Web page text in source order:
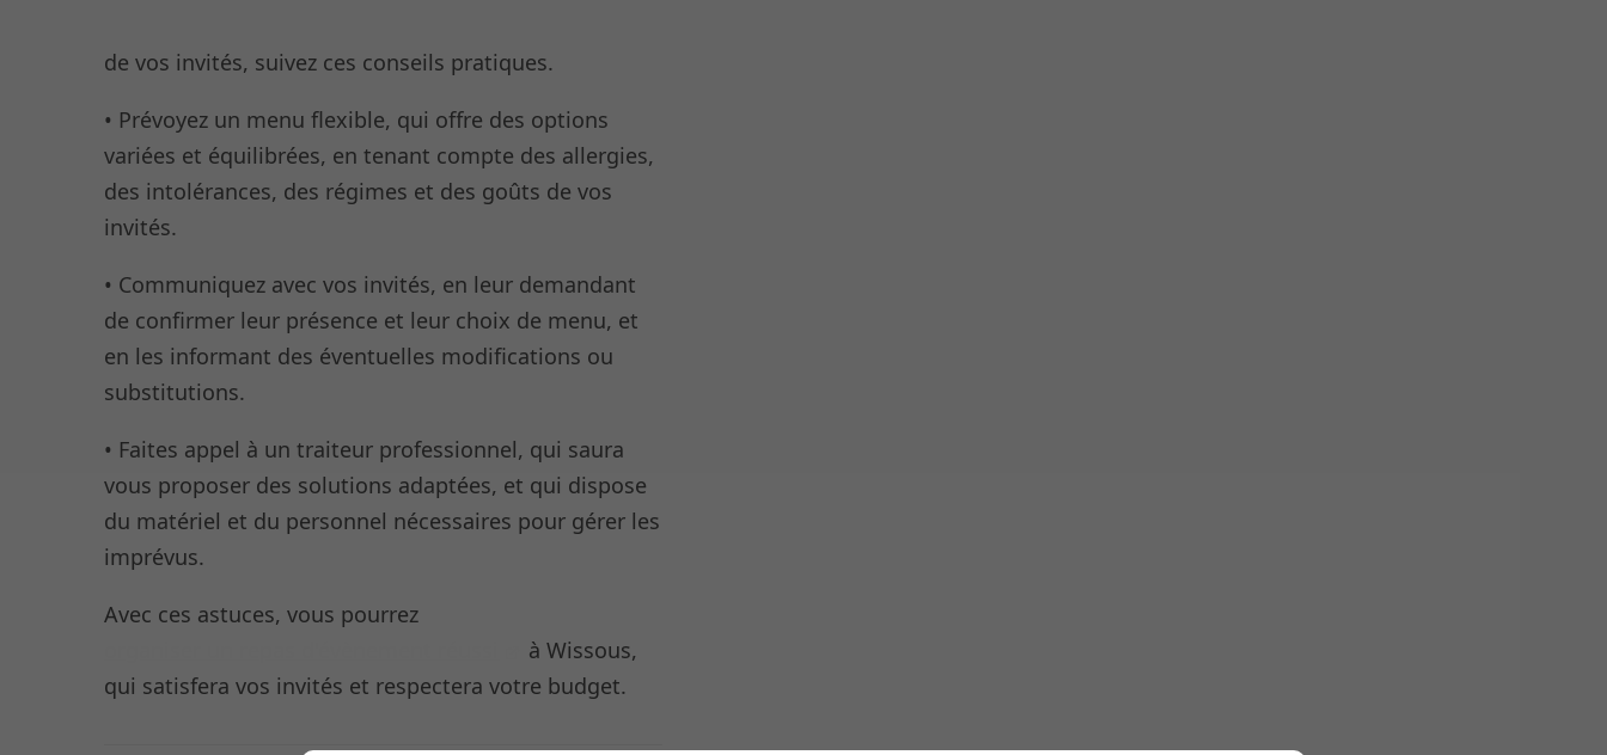
de vos invités, suivez ces conseils pratiques.
• Prévoyez un menu flexible, qui offre des options
variées et équilibrées, en tenant compte des allergies,
des intolérances, des régimes et des goûts de vos
invités.
• Communiquez avec vos invités, en leur demandant
de confirmer leur présence et leur choix de menu, et
en les informant des éventuelles modifications ou
substitutions.
• Faites appel à un traiteur professionnel, qui saura
vous proposer des solutions adaptées, et qui dispose
du matériel et du personnel nécessaires pour gérer les
imprévus.
Avec ces astuces, vous pourrez
à Wissous,
qui satisfera vos invités et respectera votre budget.